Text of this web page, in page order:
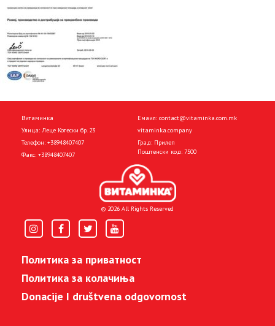
Витаминка
Улица: Леце Котески бр. 23
Телефон: +38948407407
Факс: +38948407407
Емаил: contact@vitaminka.com.mk
vitaminka.company
Град: Прилеп
Поштенски код: 7500
© 2026 All Rights Reserved
Политика за приватност
Политика за колачиња
Donacije I društvena odgovornost